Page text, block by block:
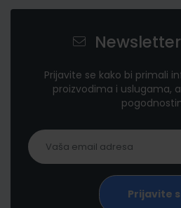
Prijavite se kako bi primali
proizvodima i uslugama,